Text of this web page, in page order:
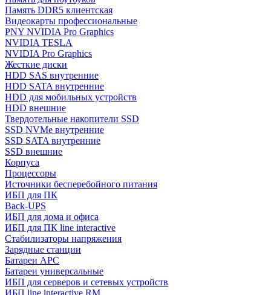
Память DDR5 клиентская
Видеокарты профессиональные
PNY NVIDIA Pro Graphics
NVIDIA TESLA
NVIDIA Pro Graphics
Жесткие диски
HDD SAS внутренние
HDD SATA внутренние
HDD для мобильных устройств
HDD внешние
Твердотельные накопители SSD
SSD NVMe внутренние
SSD SATA внутренние
SSD внешние
Корпуса
Процессоры
Источники бесперебойного питания
ИБП для ПК
Back-UPS
ИБП для дома и офиса
ИБП для ПК linе interactive
Стабилизаторы напряжения
Зарядные станции
Батареи APC
Батареи универсальные
ИБП для серверов и сетевых устройств
ИБП line interactive RM